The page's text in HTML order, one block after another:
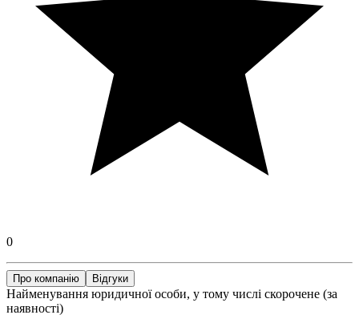
0
Про компанію Відгуки
Найменування юридичної особи, у тому числі скорочене (за
наявності)